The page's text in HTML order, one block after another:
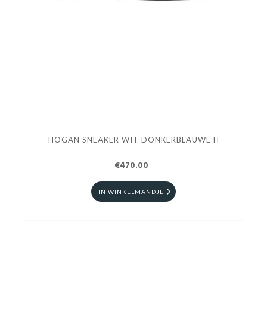
HOGAN SNEAKER WIT DONKERBLAUWE H
€470.00
IN WINKELMANDJE